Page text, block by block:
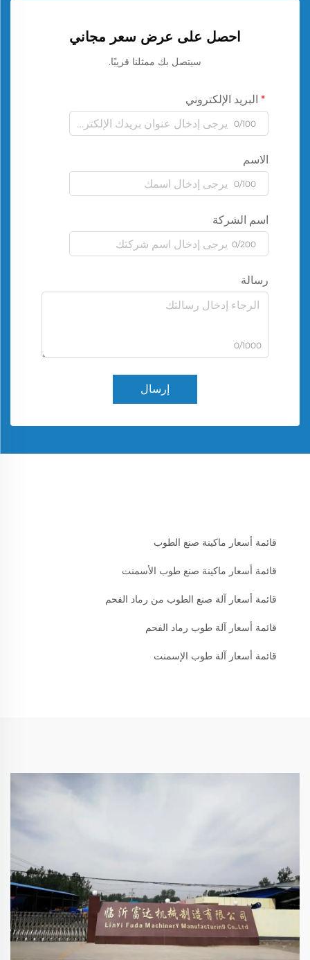
احصل على عرض سعر مجاني
سيتصل بك ممثلنا قريبًا.
البريد الإلكتروني
0/100
الاسم
0/100
اسم الشركة
0/200
رسالة
0/1000
إرسال
قائمة أسعار ماكينة صنع الطوب
قائمة أسعار ماكينة صنع طوب الأسمنت
قائمة أسعار آلة صنع الطوب من رماد الفحم
قائمة أسعار آلة طوب رماد الفحم
قائمة أسعار آلة طوب الإسمنت